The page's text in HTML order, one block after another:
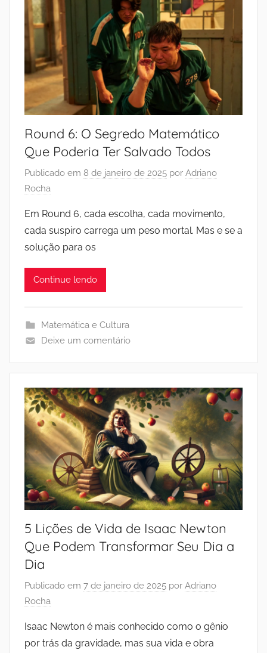
Round 6: O Segredo Matemático
Que Poderia Ter Salvado Todos
Publicado em 8 de janeiro de 2025 por Adriano
Rocha
Em Round 6, cada escolha, cada movimento,
cada suspiro carrega um peso mortal. Mas e se a
solução para os
Continue lendo
Matemática e Cultura
Deixe um comentário
5 Lições de Vida de Isaac Newton
Que Podem Transformar Seu Dia a
Dia
Publicado em 7 de janeiro de 2025 por Adriano
Rocha
Isaac Newton é mais conhecido como o gênio
por trás da gravidade, mas sua vida e obra